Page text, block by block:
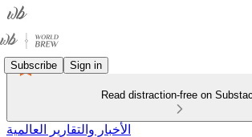
Subscribe Sign in
Read distraction-free on
الأخبار والتقارير العالمية